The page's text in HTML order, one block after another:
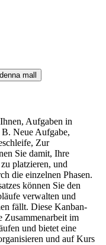
mall
Aufgaben in
B. Neue Aufgabe,
Zur
Sie damit, Ihre
platzieren, und
die einzelnen Phasen.
können Sie den
verwalten und
fällt. Diese Kanban-
Zusammenarbeit im
und bietet eine
und auf Kurs